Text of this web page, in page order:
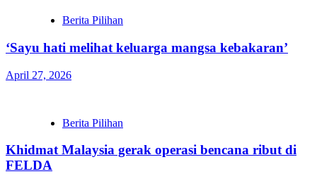
Berita Pilihan
‘Sayu hati melihat keluarga mangsa kebakaran’
April 27, 2026
Berita Pilihan
Khidmat Malaysia gerak operasi bencana ribut di
FELDA